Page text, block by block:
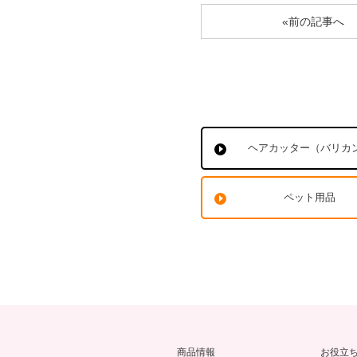
«前の記事へ
ヘアカッター（バリカ
ペット用品
商品情報 お役立